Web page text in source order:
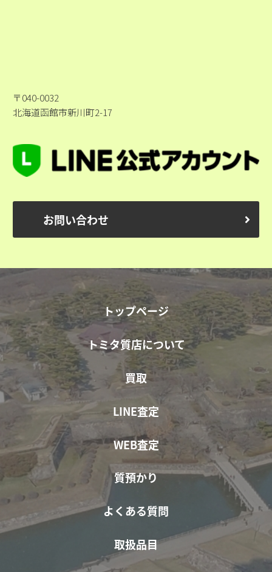
〒040-0032
北海道函館市新川町2-17
お問い合わせ
トップページ
トミタ質店について
買取
LINE査定
WEB査定
質預かり
よくある質問
取扱品目